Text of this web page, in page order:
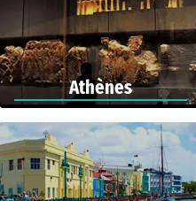
Athènes